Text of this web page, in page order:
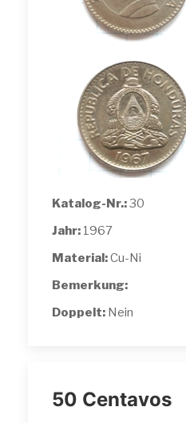
Katalog-Nr.:30
Jahr: 1967
Material:Cu-Ni
Bemerkung:
Doppelt: Nein
50 Centavos